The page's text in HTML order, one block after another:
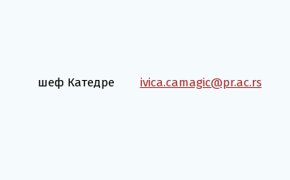
шеф Катедре ivica.camagic@pr.ac.rs